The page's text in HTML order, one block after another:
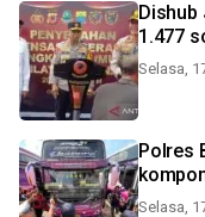
Dishub
1.477
Selasa,
Polres
Selasa,